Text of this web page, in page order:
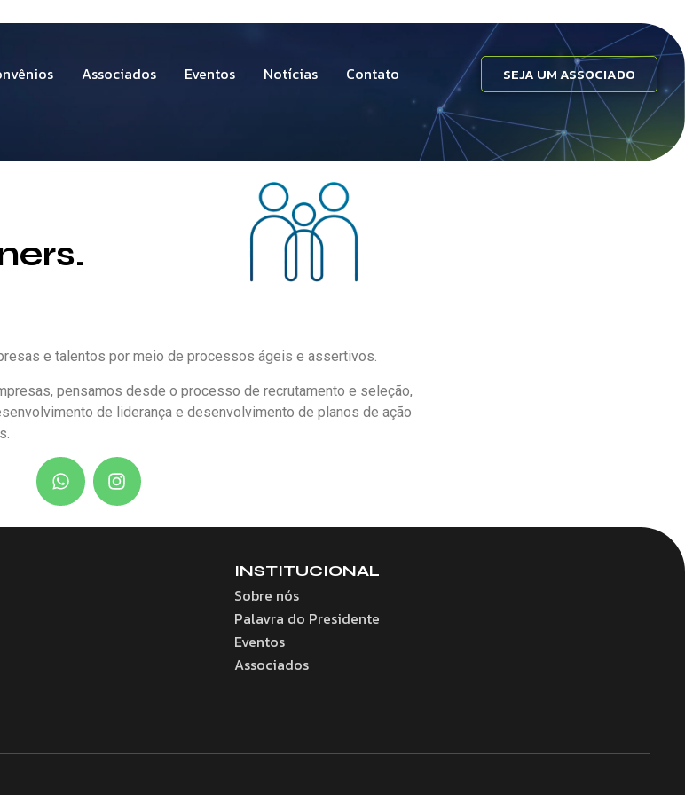
Associados Eventos Notícias Contato SEJA UM ASSOCIADO
e talentos por meio de processos ágeis e assertivos.
pensamos desde o processo de recrutamento e seleção,
de liderança e desenvolvimento de planos de ação
INSTITUCIONAL
Sobre nós
Palavra do Presidente
Eventos
Associados